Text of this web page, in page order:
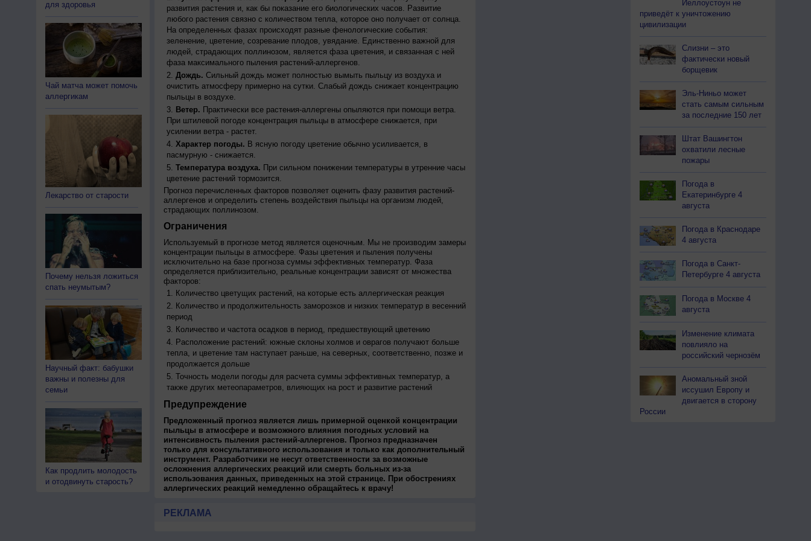
для здоровья
Чай матча может помочь
аллергикам
Лекарство от старости
Почему нельзя ложиться
спать неумытым?
Научный факт: бабушки
важны и полезны для
семьи
Как продлить молодость
и отодвинуть старость?
развития растения и, как бы показание его биологических часов. Развитие
любого растения связно с количеством тепла, которое оно получает от солнца.
На определенных фазах происходят разные фенологические события:
зеленение, цветение, созревание плодов, увядание. Единственно важной для
людей, страдающих поллинозом, является фаза цветения, и связанная с ней
фаза максимального пыления растений-аллергенов.
Дождь. Сильный дождь может полностью вымыть пыльцу из воздуха и
очистить атмосферу примерно на сутки. Слабый дождь снижает концентрацию
пыльцы в воздухе.
Ветер. Практически все растения-аллергены опыляются при помощи ветра.
При штилевой погоде концентрация пыльцы в атмосфере снижается, при
усилении ветра - растет.
Характер погоды. В ясную погоду цветение обычно усиливается, в
пасмурную - снижается.
Температура воздуха. При сильном понижении температуры в утренние часы
цветение растений тормозится.
Прогноз перечисленных факторов позволяет оценить фазу развития растений-
аллергенов и определить степень воздействия пыльцы на организм людей,
страдающих поллинозом.
Ограничения
Используемый в прогнозе метод является оценочным. Мы не производим замеры
концентрации пыльцы в атмосфере. Фазы цветения и пыления получены
исключительно на базе прогноза суммы эффективных температур. Фаза
определяется приблизительно, реальные концентрации зависят от множества
факторов:
Количество цветущих растений, на которые есть аллергическая реакция
Количество и продолжительность заморозков и низких температур в весенний
период
Количество и частота осадков в период, предшествующий цветению
Расположение растений: южные склоны холмов и оврагов получают больше
тепла, и цветение там наступает раньше, на северных, соответственно, позже и
продолжается дольше
Точность модели погоды для расчета суммы эффективных температур, а
также других метеопараметров, влияющих на рост и развитие растений
Предупреждение
Предложенный прогноз является лишь примерной оценкой концентрации
пыльцы в атмосфере и возможного влияния погодных условий на
интенсивность пыления растений-аллергенов. Прогноз предназначен
только для консультативного использования и только как дополнительный
инструмент. Разработчики не несут ответственности за возможные
осложнения аллергических реакций или смерть больных из-за
использования данных, приведенных на этой странице. При обострениях
аллергических реакций немедленно обращайтесь к врачу!
РЕКЛАМА
Йеллоустоун не
приведёт к уничтожению
цивилизации
Слизни – это
фактически новый
борщевик
Эль-Ниньо может
стать самым сильным
за последние 150 лет
Штат Вашингтон
охватили лесные
пожары
Погода в
Екатеринбурге 4
августа
Погода в Краснодаре
4 августа
Погода в Санкт-
Петербурге 4 августа
Погода в Москве 4
августа
Изменение климата
повлияло на
российский чернозём
Аномальный зной
иссушил Европу и
двигается в сторону
России